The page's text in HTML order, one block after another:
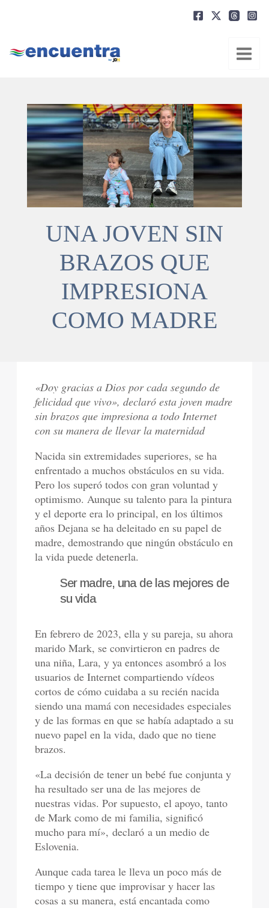
UNA JOVEN SIN
BRAZOS QUE
IMPRESIONA
COMO MADRE
«Doy gracias a Dios por cada segundo de
felicidad que vivo», declaró esta joven madre
sin brazos que impresiona a todo Internet
con su manera de llevar la maternidad
Nacida sin extremidades superiores, se ha
enfrentado a muchos obstáculos en su vida.
Pero los superó todos con gran voluntad y
optimismo. Aunque su talento para la pintura
y el deporte era lo principal, en los últimos
años Dejana se ha deleitado en su papel de
madre, demostrando que ningún obstáculo en
la vida puede detenerla.
Ser madre, una de las mejores de
su vida
En febrero de 2023, ella y su pareja, su ahora
marido Mark, se convirtieron en padres de
una niña, Lara, y ya entonces asombró a los
usuarios de Internet compartiendo vídeos
cortos de cómo cuidaba a su recién nacida
siendo una mamá con necesidades especiales
y de las formas en que se había adaptado a su
nuevo papel en la vida, dado que no tiene
brazos.
«La decisión de tener un bebé fue conjunta y
ha resultado ser una de las mejores de
nuestras vidas. Por supuesto, el apoyo, tanto
de Mark como de mi familia, significó
mucho para mí», declaró a un medio de
Eslovenia.
Aunque cada tarea le lleva un poco más de
tiempo y tiene que improvisar y hacer las
cosas a su manera, está encantada como